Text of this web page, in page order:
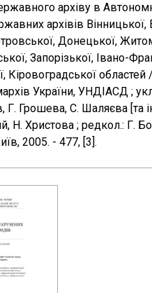
архіву в
архівів Вінницької,
Донецької,
Запорізької, Івано-
Кіровоградської областей /
України, УНДІАСД ;
Г. Грошева, С. Шаляєва [та
Н. Христова ; редкол.: Г.
2005. - 477, [3].